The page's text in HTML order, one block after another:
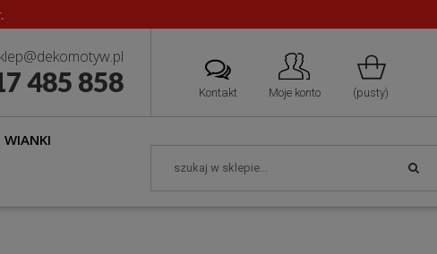
Kontakt Moje konto (pusty)
485 858
WIANKI